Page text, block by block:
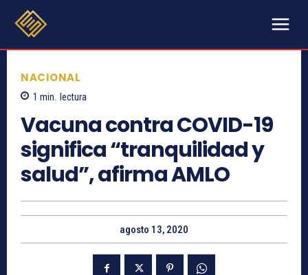
NACIONAL
1 min. lectura
Vacuna contra COVID-19
significa “tranquilidad y
salud”, afirma AMLO
agosto 13, 2020